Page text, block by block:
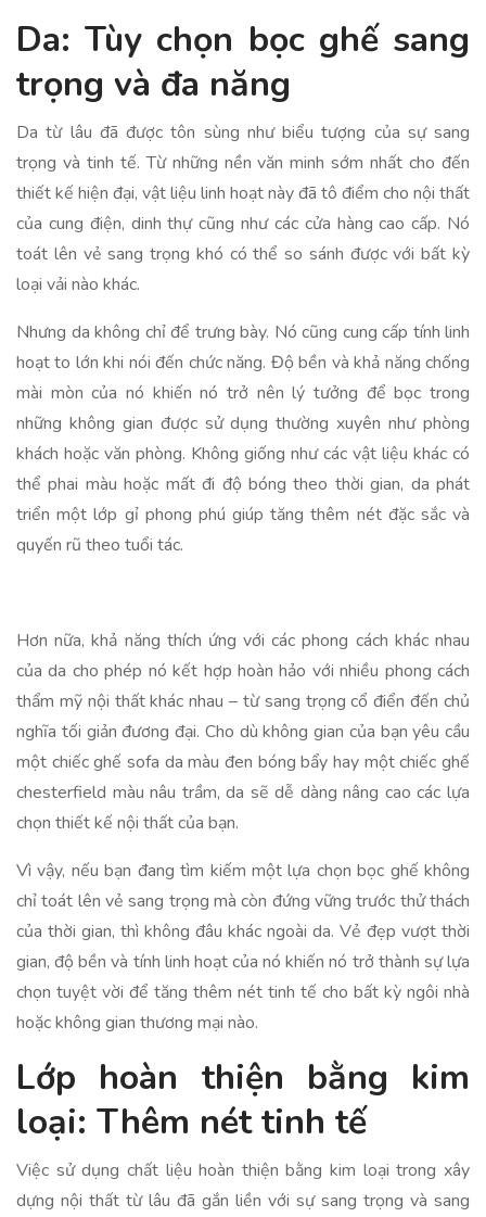
Da: Tùy chọn bọc ghế sang
trọng và đa năng
Da từ lâu đã được tôn sùng như biểu tượng của sự sang
trọng và tinh tế. Từ những nền văn minh sớm nhất cho đến
thiết kế hiện đại, vật liệu linh hoạt này đã tô điểm cho nội thất
của cung điện, dinh thự cũng như các cửa hàng cao cấp. Nó
toát lên vẻ sang trọng khó có thể so sánh được với bất kỳ
loại vải nào khác.
Nhưng da không chỉ để trưng bày. Nó cũng cung cấp tính linh
hoạt to lớn khi nói đến chức năng. Độ bền và khả năng chống
mài mòn của nó khiến nó trở nên lý tưởng để bọc trong
những không gian được sử dụng thường xuyên như phòng
khách hoặc văn phòng. Không giống như các vật liệu khác có
thể phai màu hoặc mất đi độ bóng theo thời gian, da phát
triển một lớp gỉ phong phú giúp tăng thêm nét đặc sắc và
quyến rũ theo tuổi tác.
Hơn nữa, khả năng thích ứng với các phong cách khác nhau
của da cho phép nó kết hợp hoàn hảo với nhiều phong cách
thẩm mỹ nội thất khác nhau – từ sang trọng cổ điển đến chủ
nghĩa tối giản đương đại. Cho dù không gian của bạn yêu cầu
một chiếc ghế sofa da màu đen bóng bẩy hay một chiếc ghế
chesterfield màu nâu trầm, da sẽ dễ dàng nâng cao các lựa
chọn thiết kế nội thất của bạn.
Vì vậy, nếu bạn đang tìm kiếm một lựa chọn bọc ghế không
chỉ toát lên vẻ sang trọng mà còn đứng vững trước thử thách
của thời gian, thì không đâu khác ngoài da. Vẻ đẹp vượt thời
gian, độ bền và tính linh hoạt của nó khiến nó trở thành sự lựa
chọn tuyệt vời để tăng thêm nét tinh tế cho bất kỳ ngôi nhà
hoặc không gian thương mại nào.
Lớp hoàn thiện bằng kim
loại: Thêm nét tinh tế
Việc sử dụng chất liệu hoàn thiện bằng kim loại trong xây
dựng nội thất từ lâu đã gắn liền với sự sang trọng và sang